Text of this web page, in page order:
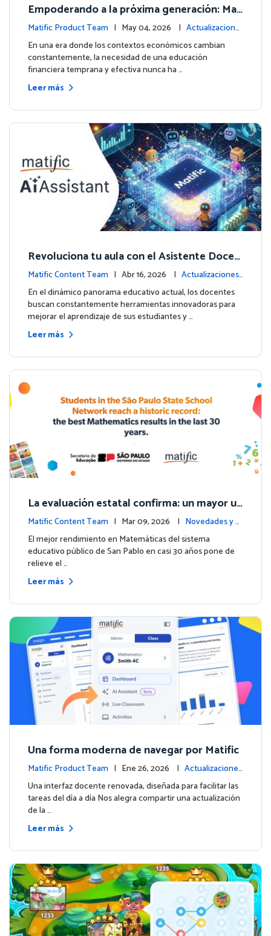
Empoderando a la próxima generación: Mat
ific lanza un curso integral de Educación Fin
anciera
Matific Product Team | May 04, 2026 | Actualizacione
s de la plataforma
En una era donde los contextos económicos cambian
constantemente, la necesidad de una educación
financiera temprana y efectiva nunca ha …
Leer más
Revoluciona tu aula con el Asistente Docen
te impulsado por IA de Matific
Matific Content Team | Abr 16, 2026 | Actualizaciones
de la plataforma
En el dinámico panorama educativo actual, los docentes
buscan constantemente herramientas innovadoras para
mejorar el aprendizaje de sus estudiantes y …
Leer más
La evaluación estatal confirma: un mayor us
o de Matific se asocia con mejores resultad
os en matemáticas
Matific Content Team | Mar 09, 2026 | Novedades y e
ventos
El mejor rendimiento en Matemáticas del sistema
educativo público de San Pablo en casi 30 años pone de
relieve el …
Leer más
Una forma moderna de navegar por Matific
Matific Product Team | Ene 26, 2026 | Actualizaciones
de la plataforma
Una interfaz docente renovada, diseñada para facilitar las
tareas del día a día Nos alegra compartir una actualización
de la …
Leer más